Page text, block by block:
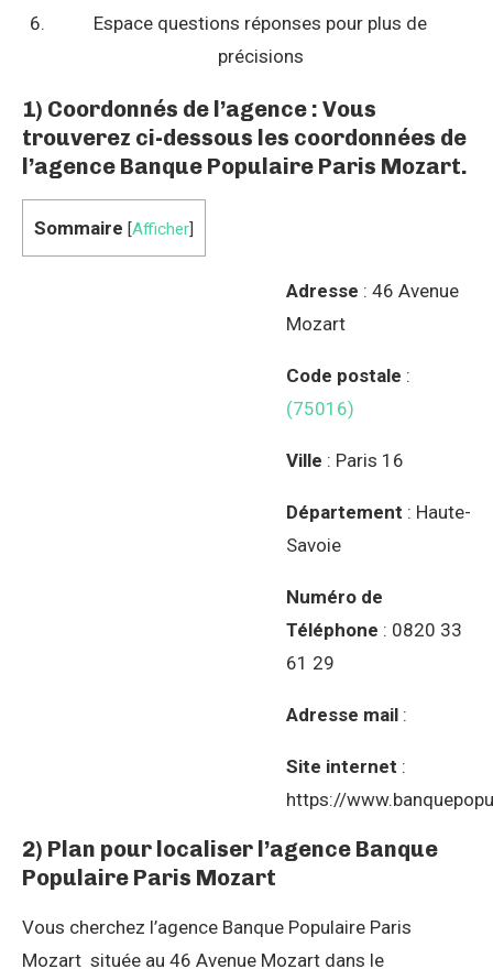
Espace questions réponses pour plus de
précisions
1) Coordonnés de l’agence : Vous
trouverez ci-dessous les coordonnées de
l’agence Banque Populaire Paris Mozart.
Sommaire [Afficher]
Adresse : 46 Avenue
Mozart
Code postale :
(75016)
Ville : Paris 16
Département : Haute-
Savoie
Numéro de
Téléphone : 0820 33
61 29
Adresse mail :
Site internet :
https://
2) Plan pour localiser l’agence Banque
Populaire Paris Mozart
Vous cherchez l’agence Banque Populaire Paris
Mozart située au 46 Avenue Mozart dans le